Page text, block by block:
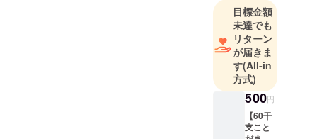
兵庫県から
の受賞歴も
あり。風水
ライフデザ
インスクー
ルというオ
ンラインス
クールを運
営し、全国
目標金額
未達でも
リターン
が届きま
す(All-in
方式)
500円
【60干
支こと